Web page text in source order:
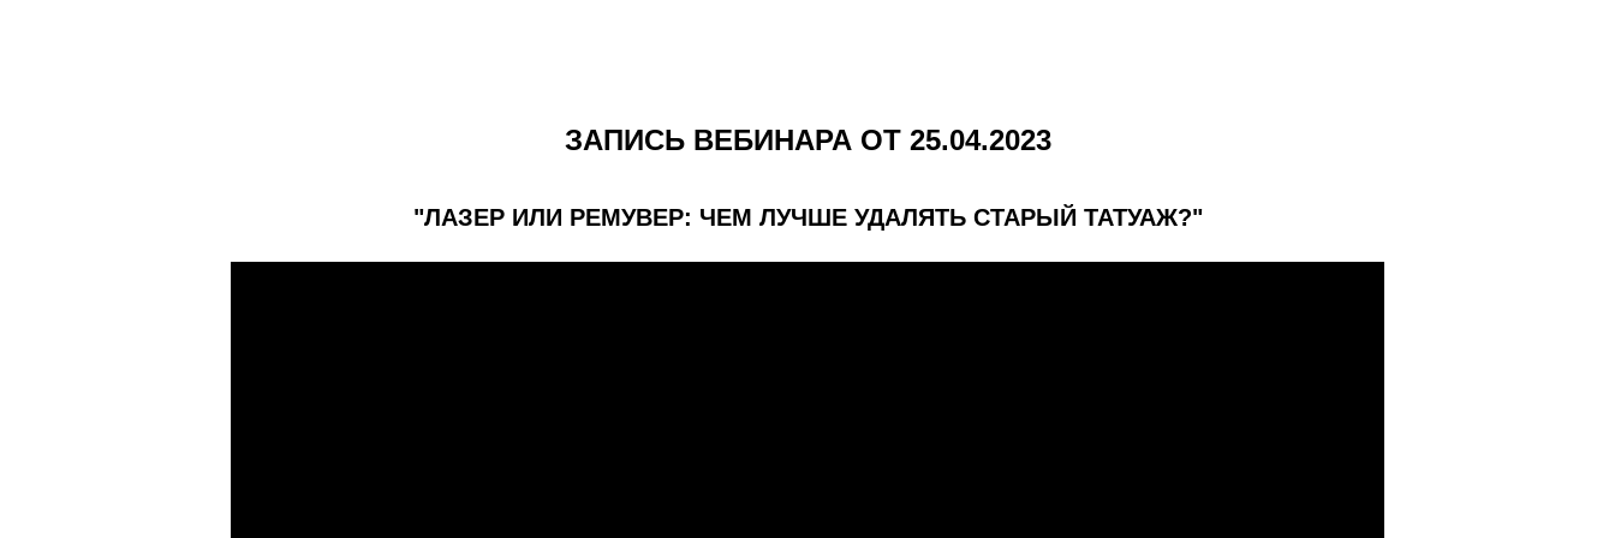
ЗАПИСЬ ВЕБИНАРА ОТ 25.04.2023
"ЛАЗЕР ИЛИ РЕМУВЕР: ЧЕМ ЛУЧШЕ УДАЛЯТЬ СТАРЫЙ ТАТУАЖ?"